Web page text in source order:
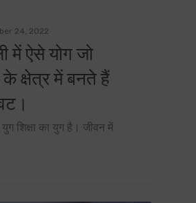
24, 2022
में ऐसे योग जो
के क्षेत्र में बनते हैं
शिक्षा का युग है। जीवन में